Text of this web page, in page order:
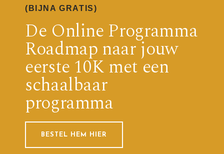
(BIJNA GRATIS)
De Online Programma
Roadmap naar jouw
eerste 10K met een
schaalbaar
programma
BESTEL HEM HIER